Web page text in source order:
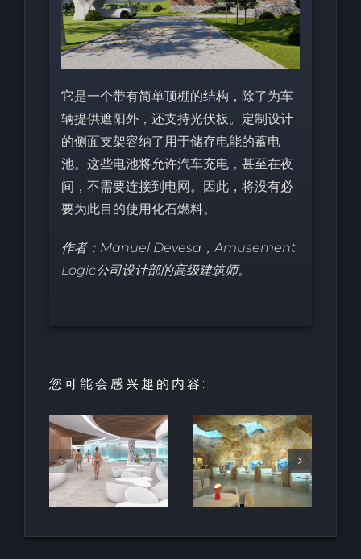
它是一个带有简单顶棚的结构，除了为车
辆提供遮阳外，还支持光伏板。定制设计
的侧面支架容纳了用于储存电能的蓄电
池。这些电池将允许汽车充电，甚至在夜
间，不需要连接到电网。因此，将没有必
要为此目的使用化石燃料。
作者：Manuel Devesa，Amusement
Logic公司设计部的高级建筑师。
您可能会感兴趣的内容:
用于亲水建
筑的室内人
造岩石
天然梯田泳
池